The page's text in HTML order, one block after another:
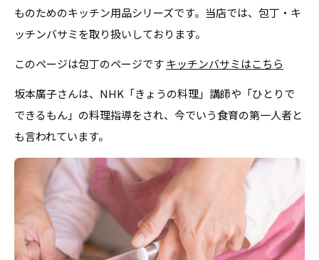
ものためのキッチン用品シリーズです。当店では、包丁・キ
ッチンバサミを取り扱いしております。
このページは包丁のページですキッチンバサミはこちら
坂本廣子さんは、NHK「きょうの料理」講師や「ひとりで
できるもん」の料理指導をされ、今でいう食育の第一人者と
も言われています。